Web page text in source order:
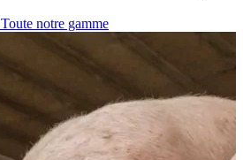
Toute notre gamme